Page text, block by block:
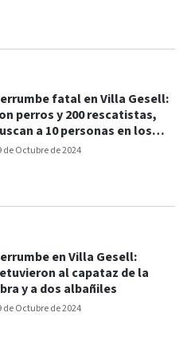
de Octubre de 2024
fatal en Villa Gesell:
perros y 200 rescatistas,
a 10 personas en los
de Octubre de 2024
en Villa Gesell:
al capataz de la
y a dos albañiles